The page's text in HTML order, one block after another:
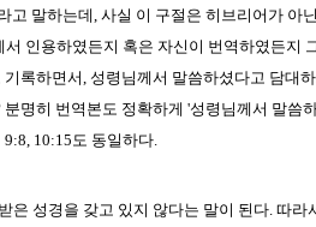
고 말하는데, 사실 이 구절은 히브리어가 아
인용하였든지 혹은 자신이 번역하였든지
록하면서, 성령님께서 말씀하셨다고 담대
명히 번역본도 정확하게 '성령님께서 말씀
10:15도 동일하다.
은 성경을 갖고 있지 않다는 말이 된다. 따라